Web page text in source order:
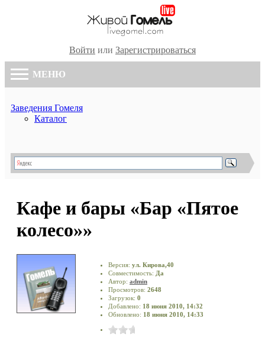
Войти или Зарегистрироваться
МЕНЮ
Заведения Гомеля
Каталог
Кафе и бары «Бар «Пятое
колесо»»
Версия: ул. Кирова,40
Совместимость: Да
Автор: admin
Просмотров: 2648
Загрузок: 0
Добавлено: 18 июня 2010, 14:32
Обновлено: 18 июня 2010, 14:33